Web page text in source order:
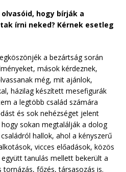
hogy bírják a
írni neked? Kérnek esetleg
a bezártság során
mások kérdeznek,
még, mit ajánlok,
házilag készített mesefigurák
a legtöbb család számára
és sok nehézséget jelent
sokan megtalálják a dolog
hallok, ahol a kényszerű
vicces előadások, közös
tanulás mellett bekerült a
főzés, társasozás is.